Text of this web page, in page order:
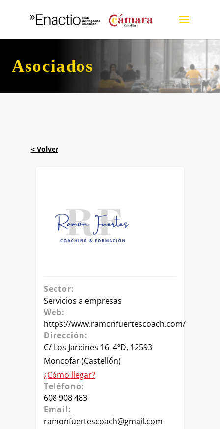
Asociados
Sector:
Servicios a empresas
Web:
https://www.ramonfuertescoach.com/
Dirección:
C/ Los Jardines 16, 4ºD, 12593
Moncofar (Castellón)
¿Cómo llegar?
Teléfono:
608 908 483
Email:
ramonfuertescoach@gmail.com